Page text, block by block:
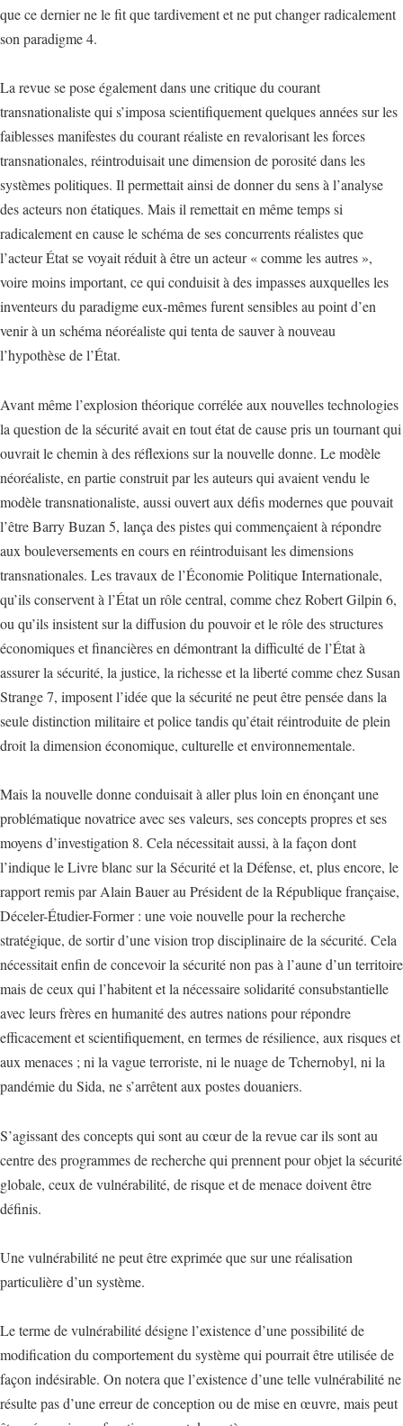
que ce dernier ne le fit que tardivement et ne put changer radicalement
son paradigme 4.
La revue se pose également dans une critique du courant
transnationaliste qui s’imposa scientifiquement quelques années sur les
faiblesses manifestes du courant réaliste en revalorisant les forces
transnationales, réintroduisait une dimension de porosité dans les
systèmes politiques. Il permettait ainsi de donner du sens à l’analyse
des acteurs non étatiques. Mais il remettait en même temps si
radicalement en cause le schéma de ses concurrents réalistes que
l’acteur État se voyait réduit à être un acteur « comme les autres »,
voire moins important, ce qui conduisit à des impasses auxquelles les
inventeurs du paradigme eux-mêmes furent sensibles au point d’en
venir à un schéma néoréaliste qui tenta de sauver à nouveau
l’hypothèse de l’État.
Avant même l’explosion théorique corrélée aux nouvelles technologies
la question de la sécurité avait en tout état de cause pris un tournant qui
ouvrait le chemin à des réflexions sur la nouvelle donne. Le modèle
néoréaliste, en partie construit par les auteurs qui avaient vendu le
modèle transnationaliste, aussi ouvert aux défis modernes que pouvait
l’être Barry Buzan 5, lança des pistes qui commençaient à répondre
aux bouleversements en cours en réintroduisant les dimensions
transnationales. Les travaux de l’Économie Politique Internationale,
qu’ils conservent à l’État un rôle central, comme chez Robert Gilpin 6,
ou qu’ils insistent sur la diffusion du pouvoir et le rôle des structures
économiques et financières en démontrant la difficulté de l’État à
assurer la sécurité, la justice, la richesse et la liberté comme chez Susan
Strange 7, imposent l’idée que la sécurité ne peut être pensée dans la
seule distinction militaire et police tandis qu’était réintroduite de plein
droit la dimension économique, culturelle et environnementale.
Mais la nouvelle donne conduisait à aller plus loin en énonçant une
problématique novatrice avec ses valeurs, ses concepts propres et ses
moyens d’investigation 8. Cela nécessitait aussi, à la façon dont
l’indique le Livre blanc sur la Sécurité et la Défense, et, plus encore, le
rapport remis par Alain Bauer au Président de la République française,
Déceler-Étudier-Former : une voie nouvelle pour la recherche
stratégique, de sortir d’une vision trop disciplinaire de la sécurité. Cela
nécessitait enfin de concevoir la sécurité non pas à l’aune d’un territoire
mais de ceux qui l’habitent et la nécessaire solidarité consubstantielle
avec leurs frères en humanité des autres nations pour répondre
efficacement et scientifiquement, en termes de résilience, aux risques et
aux menaces ; ni la vague terroriste, ni le nuage de Tchernobyl, ni la
pandémie du Sida, ne s’arrêtent aux postes douaniers.
S’agissant des concepts qui sont au cœur de la revue car ils sont au
centre des programmes de recherche qui prennent pour objet la sécurité
globale, ceux de vulnérabilité, de risque et de menace doivent être
définis.
Une vulnérabilité ne peut être exprimée que sur une réalisation
particulière d’un système.
Le terme de vulnérabilité désigne l’existence d’une possibilité de
modification du comportement du système qui pourrait être utilisée de
façon indésirable. On notera que l’existence d’une telle vulnérabilité ne
résulte pas d’une erreur de conception ou de mise en œuvre, mais peut